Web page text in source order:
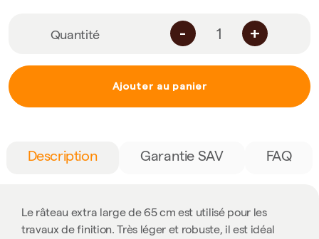
Quantité - +
Ajouter au panier
Description Garantie SAV FAQ
Le râteau extra large de 65 cm est utilisé pour les
travaux de finition. Très léger et robuste, il est idéal